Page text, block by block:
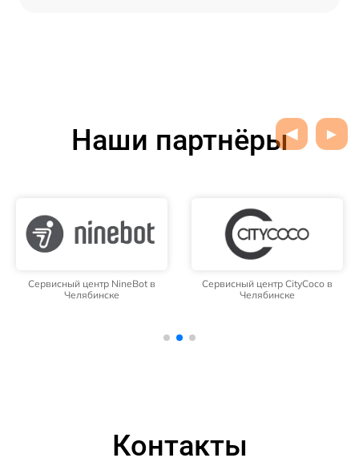
Наши партнёры
Сервисный центр NineBot в
Челябинске
Сервисный центр CityCoco в
Челябинске
Контакты